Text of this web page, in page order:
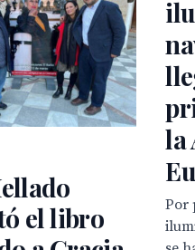
el libro
la
Por